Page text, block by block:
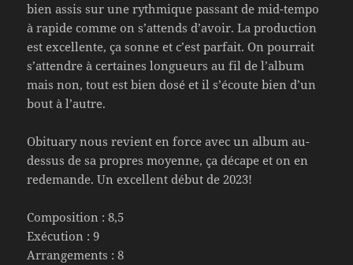
bien assis sur une rythmique passant de mid-tempo
à rapide comme on s’attends d’avoir. La production
est excellente, ça sonne et c’est parfait. On pourrait
s’attendre à certaines longueurs au fil de l’album
mais non, tout est bien dosé et il s’écoute bien d’un
bout à l’autre.
Obituary nous revient en force avec un album au-
dessus de sa propres moyenne, ça décape et on en
redemande. Un excellent début de 2023!
Composition : 8,5
Exécution : 9
Arrangements : 8